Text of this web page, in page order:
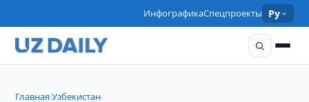
ИнфографикаСпецпроекты Ру
Главная›Узбекистан›